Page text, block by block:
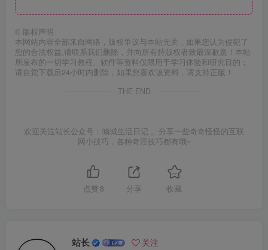
© 版权声明
本网站内容全部来自网络，版权争议与本站无关，如果您认为侵犯了
您的合法权益,请联系我们删除，并向所有持版权者致最深歉意！本站
所发布的一切学习教程、软件等资料仅限用于学习体验和研究目的；
请自觉下载后24小时内删除，如果您喜欢该资料，请支持正版！
THE END
欢迎关注站长公众号：倾城生活日记 。分享一些奇奇怪怪的互联
网小技巧，各种奇淫技巧都有哦~
点赞 8 分享 收藏
站长 关注